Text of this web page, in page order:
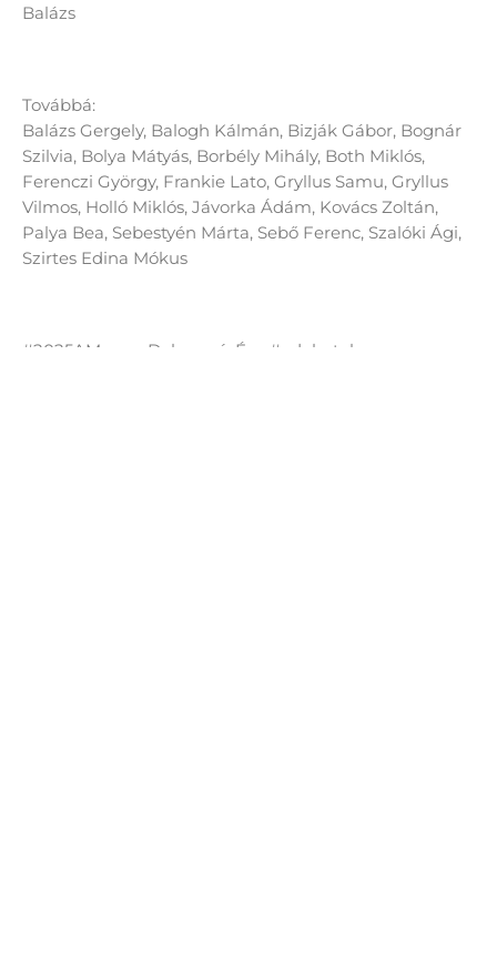
Balázs
Továbbá:
Balázs Gergely, Balogh Kálmán, Bizják Gábor, Bognár
Szilvia, Bolya Mátyás, Borbély Mihály, Both Miklós,
Ferenczi György, Frankie Lato, Gryllus Samu, Gryllus
Vilmos, Holló Miklós, Jávorka Ádám, Kovács Zoltán,
Palya Bea, Sebestyén Márta, Sebő Ferenc, Szalóki Ági,
Szirtes Edina Mókus
#2025AMagyarDalszerzésÉve #adalertek